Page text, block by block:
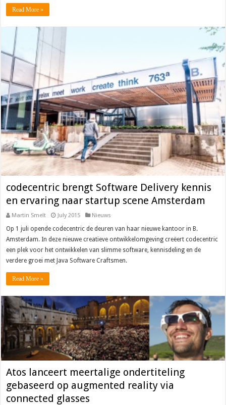
Read More »
codecentric brengt Software Delivery kennis
en ervaring naar startup scene Amsterdam
Martin Smelt July 2015 Nieuws
Op 1 juli opende codecentric de deuren van haar nieuwe kantoor in B.
Amsterdam. In deze nieuwe creatieve ontwikkelomgeving creëert codecentric
een plek voor het ontwikkelen van slimme software, kennisdeling en de
verdere groei met Java Software Craftsmen.
Read More »
Atos lanceert meertalige ondertiteling
gebaseerd op augmented reality via
connected glasses